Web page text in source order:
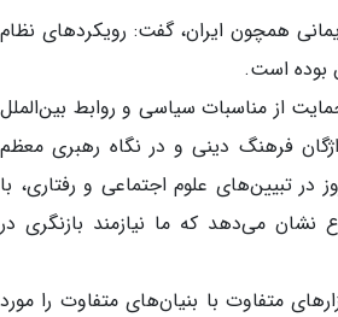
همچون ایران، گفت: رویکردهای نظام
بوده است.
از مناسبات سیاسی و روابط بین‌الملل
فرهنگ دینی و در نگاه رهبری معظم
تبیین‌های علوم اجتماعی و رفتاری، با
می‌دهد که ما نیازمند بازنگری در
متفاوت با بنیان‌های متفاوت را مورد